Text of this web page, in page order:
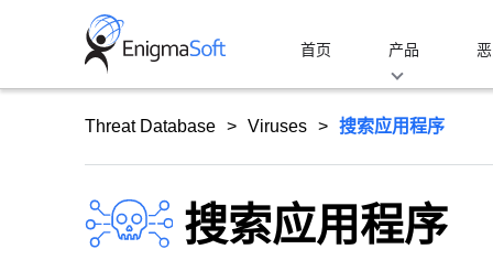
首页 产品
Threat Database Viruses 搜索应用程序
搜索应用程序